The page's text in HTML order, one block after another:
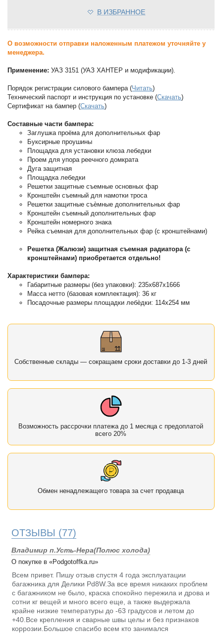
В ИЗБРАННОЕ
О возможности отправки наложенным платежом уточняйте у
менеджера.
Применение: УАЗ 3151 (УАЗ ХАНТЕР и модификации).
Порядок регистрации силового бампера (Читать)
Технический паспорт и инструкция по установке (Скачать)
Сертификат на бампер (Скачать)
Составные части бампера:
Заглушка проёма для дополнительных фар
Буксирные проушины
Площадка для установки клюза лебедки
Проем для упора реечного домкрата
Дуга защитная
Площадка лебедки
Решетки защитные съемные основных фар
Кронштейн съемный для намотки троса
Решетки защитные съѐмные дополнительных фар
Кронштейн съемный дополнительных фар
Кронштейн номерного знака
Рейка съемная для дополнительных фар (с кронштейнами)
Решетка (Жалюзи) защитная съемная радиатора (с
кронштейнами) приобретается отдельно!
Характеристики бампера:
Габаритные размеры (без упаковки): 235х687х1666
Масса нетто (базовая комплектация): 36 кг
Посадочные размеры площадки лебѐдки: 114х254 мм
Собственные склады — сокращаем сроки доставки до 1-3 дней
Возможность рассрочки платежа до 1 месяца с предоплатой
всего 20%
Обмен ненадлежащего товара за счет продавца
ОТЗЫВЫ (77)
Владимир п.Усть-Нера(Полюс холода)
О покупке в «Podgotoffka.ru»
Всем привет. Пишу отзыв спустя 4 года эксплуатации
багажника для Делики Pd8W.За все время никаких проблем
с багажником не было, краска спокойно пережила и дрова и
сотни кг вещей и много всего еще, а также выдержала
крайне низкие температуры до -63 градусов и летом до
+40.Все крепления и сварные швы целы и без признаков
коррозии.Большое спасибо всем кто занимался